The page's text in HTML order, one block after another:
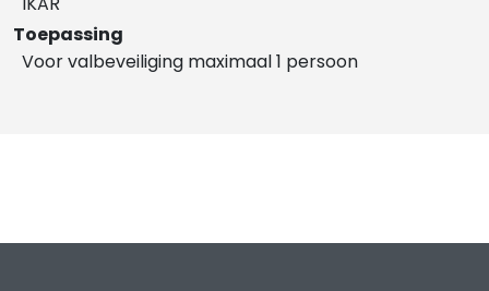
Toepassing
Voor valbeveiliging maximaal 1 persoon